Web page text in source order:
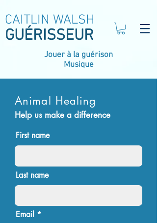
CAITLIN WALSH
GUÉRISSEUR
Jouer à la guérison
Musique
Animal Healing
Help us make a difference
First name
Last name
Email